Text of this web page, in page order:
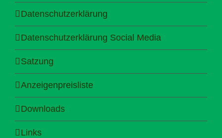
Datenschutzerklärung
Datenschutzerklärung Social Media
Satzung
Anzeigenpreisliste
Downloads
Links